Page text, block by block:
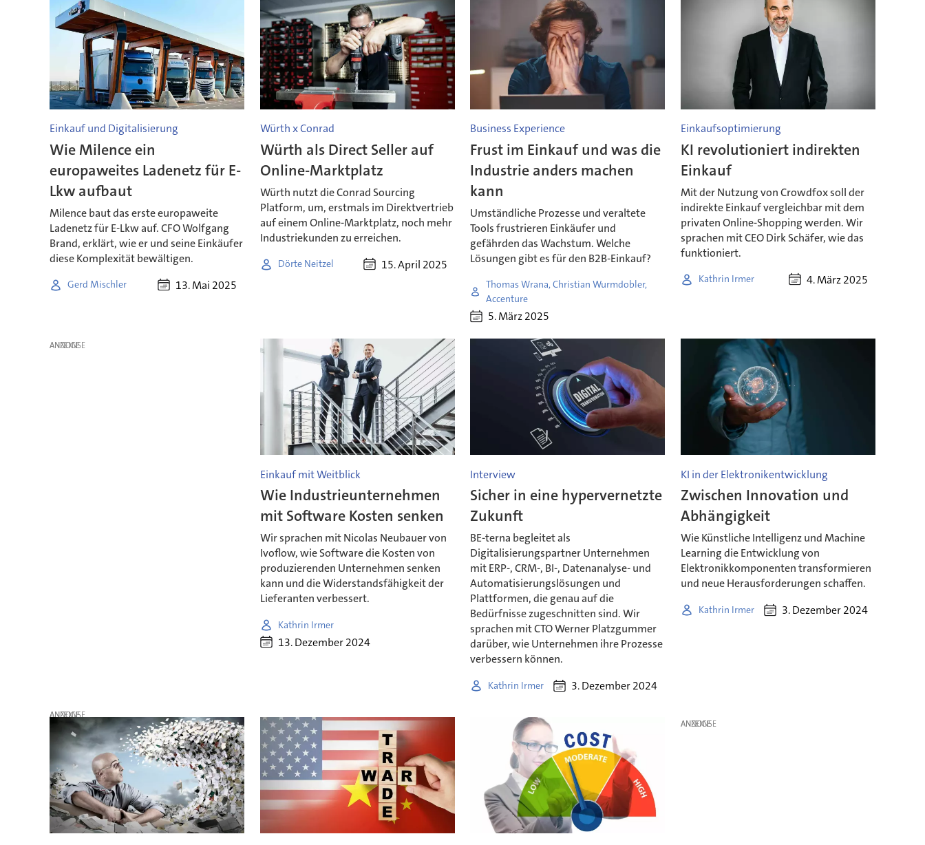
Einkauf und Digitalisierung
Wie Milence ein
europaweites Ladenetz für E-
Lkw aufbaut
Milence baut das erste europaweite
Ladenetz für E-Lkw auf. CFO Wolfgang
Brand, erklärt, wie er und seine Einkäufer
diese Komplexität bewältigen.
Gerd Mischler 13. Mai 2025
Würth x Conrad
Würth als Direct Seller auf
Online-Marktplatz
Würth nutzt die Conrad Sourcing
Platform, um, erstmals im Direktvertrieb
auf einem Online-Marktplatz, noch mehr
Industriekunden zu erreichen.
Dörte Neitzel 15. April 2025
Business Experience
Frust im Einkauf und was die
Industrie anders machen
kann
Umständliche Prozesse und veraltete
Tools frustrieren Einkäufer und
gefährden das Wachstum. Welche
Lösungen gibt es für den B2B-Einkauf?
Thomas Wrana, Christian Wurmdobler,
Accenture
5. März 2025
Einkaufsoptimierung
KI revolutioniert indirekten
Einkauf
Mit der Nutzung von Crowdfox soll der
indirekte Einkauf vergleichbar mit dem
privaten Online-Shopping werden. Wir
sprachen mit CEO Dirk Schäfer, wie das
funktioniert.
Kathrin Irmer 4. März 2025
ANZEIGE
Einkauf mit Weitblick
Wie Industrieunternehmen
mit Software Kosten senken
Wir sprachen mit Nicolas Neubauer von
Ivoflow, wie Software die Kosten von
produzierenden Unternehmen senken
kann und die Widerstandsfähigkeit der
Lieferanten verbessert.
Kathrin Irmer
13. Dezember 2024
Interview
Sicher in eine hypervernetzte
Zukunft
BE-terna begleitet als
Digitalisierungspartner Unternehmen
mit ERP-, CRM-, BI-, Datenanalyse- und
Automatisierungslösungen und
Plattformen, die genau auf die
Bedürfnisse zugeschnitten sind. Wir
sprachen mit CTO Werner Platzgummer
darüber, wie Unternehmen ihre Prozesse
verbessern können.
Kathrin Irmer 3. Dezember 2024
KI in der Elektronikentwicklung
Zwischen Innovation und
Abhängigkeit
Wie Künstliche Intelligenz und Machine
Learning die Entwicklung von
Elektronikkomponenten transformieren
und neue Herausforderungen schaffen.
Kathrin Irmer 3. Dezember 2024
ANZEIGE
ANZEIGE